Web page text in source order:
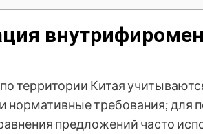
территории Китая
требования; для
предложений часто